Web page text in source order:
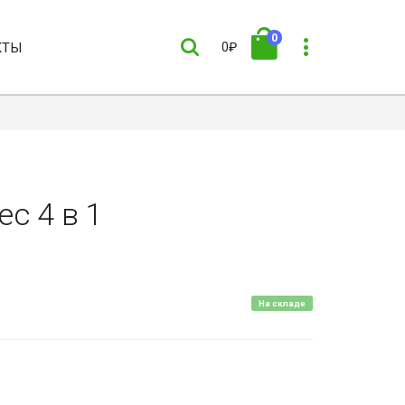
0₽
0
4 в 1
На складе